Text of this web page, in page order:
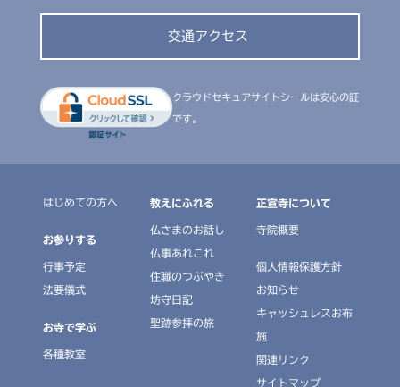
交通アクセス
クラウドセキュアサイトシールは安心の証
です。
はじめての方へ
お参りする
行事予定
法要儀式
お寺で学ぶ
各種教室
教えにふれる
仏さまのお話し
仏事あれこれ
住職のつぶやき
坊守日記
聖跡参拝の旅
正宣寺について
寺院概要
個人情報保護方針
お知らせ
キャッシュレスお布
施
関連リンク
サイトマップ